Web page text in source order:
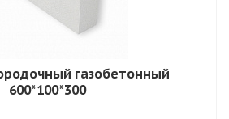
газобетонный
600*100*300